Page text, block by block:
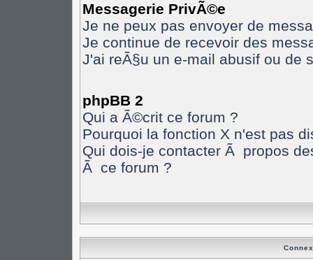
Messagerie PrivÃ©e
Je ne peux pas envoyer de
Je continue de recevoir des
J'ai reÃ§u un e-mail abusif ou de
phpBB 2
Qui a Ã©crit ce forum ?
Pourquoi la fonction X n'est pas
Qui dois-je contacter Ã propos
Ã ce forum ?